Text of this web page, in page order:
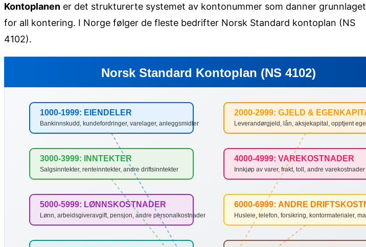
Kontoplanen er det strukturerte systemet av kontonummer som danner grunnlaget
for all kontering. I Norge følger de fleste bedrifter Norsk Standard kontoplan (NS
4102).